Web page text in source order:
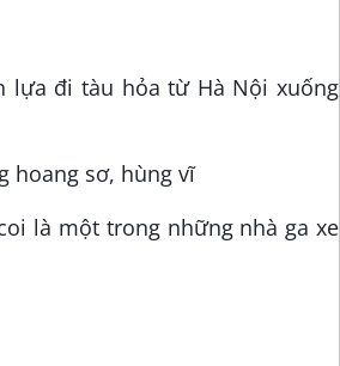
lựa đi tàu hỏa từ Hà Nội xuống
là một trong những nhà ga xe